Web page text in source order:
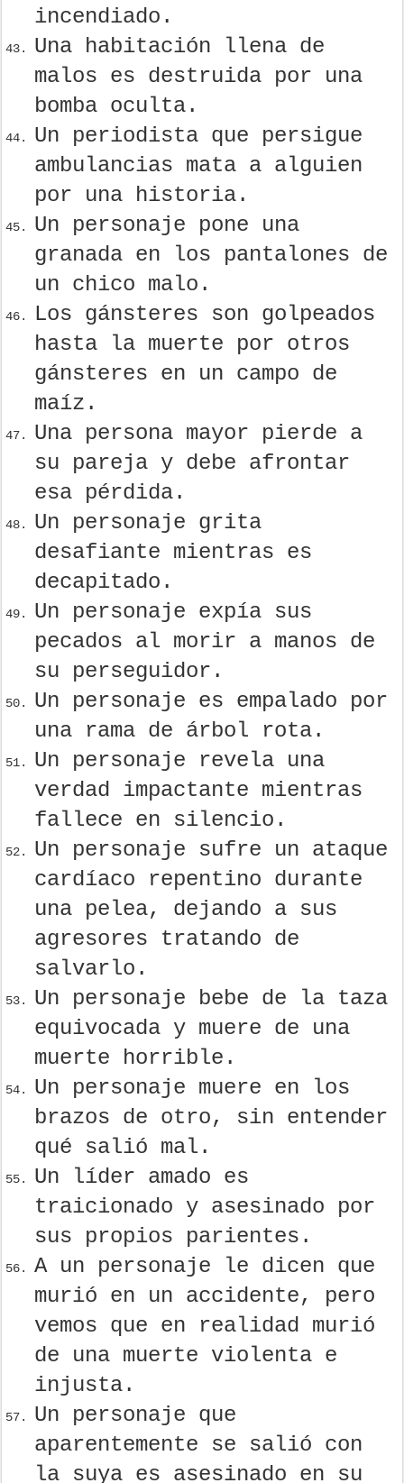
incendiado.
Una habitación llena de
malos es destruida por una
bomba oculta.
Un periodista que persigue
ambulancias mata a alguien
por una historia.
Un personaje pone una
granada en los pantalones de
un chico malo.
Los gánsteres son golpeados
hasta la muerte por otros
gánsteres en un campo de
maíz.
Una persona mayor pierde a
su pareja y debe afrontar
esa pérdida.
Un personaje grita
desafiante mientras es
decapitado.
Un personaje expía sus
pecados al morir a manos de
su perseguidor.
Un personaje es empalado por
una rama de árbol rota.
Un personaje revela una
verdad impactante mientras
fallece en silencio.
Un personaje sufre un ataque
cardíaco repentino durante
una pelea, dejando a sus
agresores tratando de
salvarlo.
Un personaje bebe de la taza
equivocada y muere de una
muerte horrible.
Un personaje muere en los
brazos de otro, sin entender
qué salió mal.
Un líder amado es
traicionado y asesinado por
sus propios parientes.
A un personaje le dicen que
murió en un accidente, pero
vemos que en realidad murió
de una muerte violenta e
injusta.
Un personaje que
aparentemente se salió con
la suya es asesinado en su